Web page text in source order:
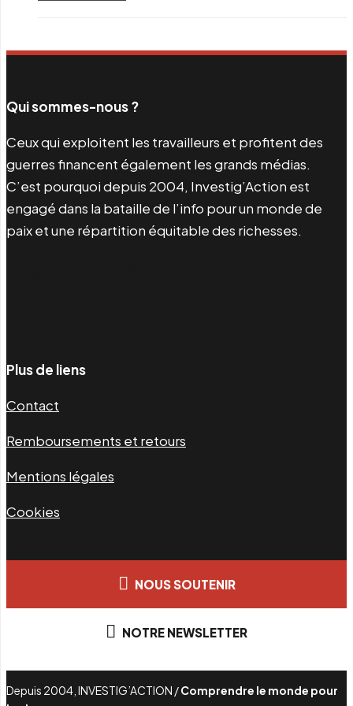
Qui sommes-nous ?
Ceux qui exploitent les travailleurs et profitent des
guerres financent également les grands médias.
C’est pourquoi depuis 2004, Investig’Action est
engagé dans la bataille de l’info pour un monde de
paix et une répartition équitable des richesses.
Plus de liens
Contact
Remboursements et retours
Mentions légales
Cookies
NOUS SOUTENIR
NOTRE NEWSLETTER
Depuis 2004, INVESTIG’ACTION /Comprendre le monde pour